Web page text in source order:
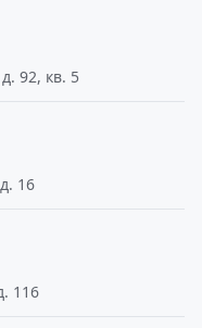
92, кв. 5
16
116